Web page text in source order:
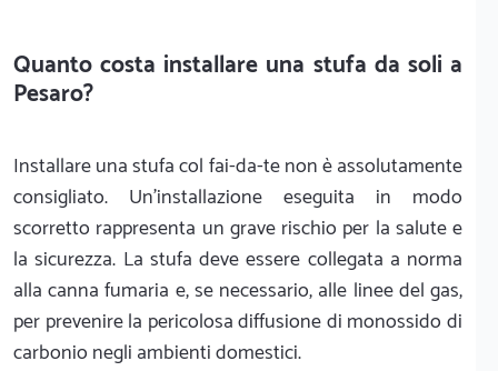
Quanto costa installare una stufa da soli a
Pesaro?
Installare una stufa col fai-da-te non è assolutamente
consigliato. Un'installazione eseguita in modo
scorretto rappresenta un grave rischio per la salute e
la sicurezza. La stufa deve essere collegata a norma
alla canna fumaria e, se necessario, alle linee del gas,
per prevenire la pericolosa diffusione di monossido di
carbonio negli ambienti domestici.